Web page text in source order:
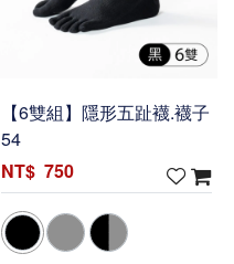
【6雙組】隱形五趾襪.襪子
54
750